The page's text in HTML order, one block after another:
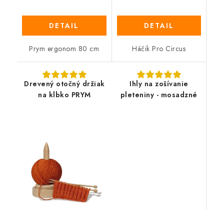
DETAIL
Prym ergonom 80 cm
DETAIL
Háčik Pro Circus
Drevený otočný držiak
na klbko PRYM
Ihly na zošívanie
pleteniny - mosadzné